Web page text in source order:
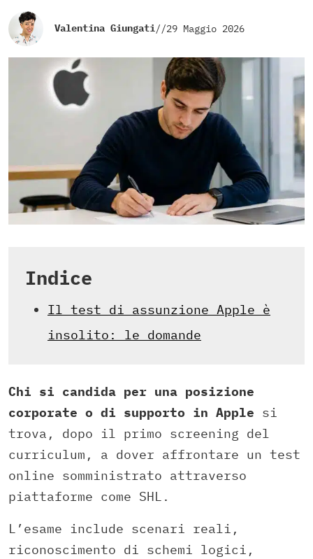
Valentina Giungati//29 Maggio 2026
Indice
Il test di assunzione Apple è
insolito: le domande
Chi si candida per una posizione
corporate o di supporto in Apple si
trova, dopo il primo screening del
curriculum, a dover affrontare un test
online somministrato attraverso
piattaforme come SHL.
L’esame include scenari reali,
riconoscimento di schemi logici,